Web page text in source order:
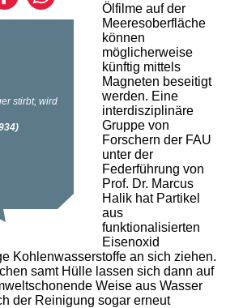
Ölfilme auf der
Meeresoberfläche
können
möglicherweise
künftig mittels
Magneten beseitigt
werden. Eine
interdisziplinäre
Gruppe von
Forschern der FAU
unter der
Federführung von
Prof. Dr. Marcus
Halik hat Partikel
aus
funktionalisierten
Eisenoxid
Kohlenwasserstoffe an sich ziehen.
samt Hülle lassen sich dann auf
Weise aus Wasser
der Reinigung sogar erneut